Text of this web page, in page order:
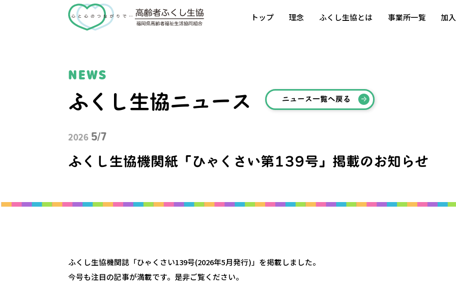
トップ 理念 ふくし生協とは 事業所一覧 加
NEWS
ふくし生協ニュース ニュース一覧へ戻る
2026 5/7
ふくし生協機関紙「ひゃくさい第139号」掲載のお知らせ
ふくし生協機関誌「ひゃくさい139号(2026年5月発行)」を掲載しました。
今号も注目の記事が満載です。是非ご覧ください。